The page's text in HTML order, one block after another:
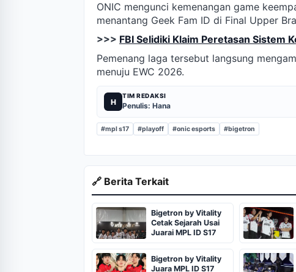
ONIC mengunci kemenangan game
menantang Geek Fam ID di Final Upper
>>> FBI Selidiki Klaim Peretasan Sistem
Pemenang laga tersebut langsung
menuju EWC 2026.
H
TIM REDAKSI
Penulis: Hana
#mpl s17 #playoff #onic esports #bigetron
🔗 Berita Terkait
Bigetron by Vitality
Cetak Sejarah Usai
Juarai MPL ID S17
Bigetron by Vitality
Juara MPL ID S17